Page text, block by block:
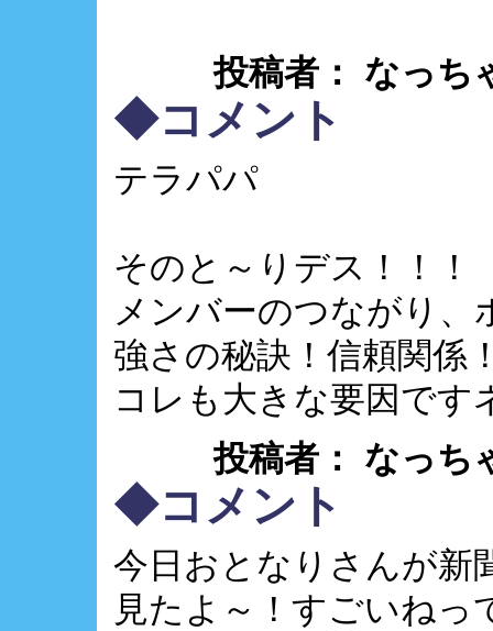
投稿者： なっち
◆コメント
テラパパ
そのと～りデス！！！
メンバーのつながり
強さの秘訣！信頼関係
コレも大きな要因です
投稿者： なっち
◆コメント
今日おとなりさんが新
見たよ～！すごいね